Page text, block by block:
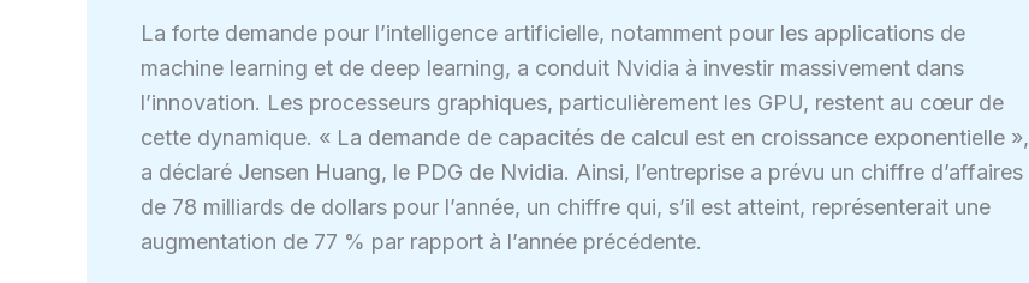
La forte demande pour l’intelligence artificielle, notamment pour les applications de
machine learning et de deep learning, a conduit Nvidia à investir massivement dans
l’innovation. Les processeurs graphiques, particulièrement les GPU, restent au cœur de
cette dynamique. « La demande de capacités de calcul est en croissance exponentielle »,
a déclaré Jensen Huang, le PDG de Nvidia. Ainsi, l’entreprise a prévu un chiffre d’affaires
de 78 milliards de dollars pour l’année, un chiffre qui, s’il est atteint, représenterait une
augmentation de 77 % par rapport à l’année précédente.